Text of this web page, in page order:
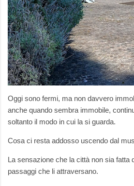
Oggi sono fermi, ma non davvero
anche quando sembra immobile,
soltanto il modo in cui la si guarda.
Cosa ci resta addosso uscendo dal
La sensazione che la città non sia fatta
passaggi che li attraversano.